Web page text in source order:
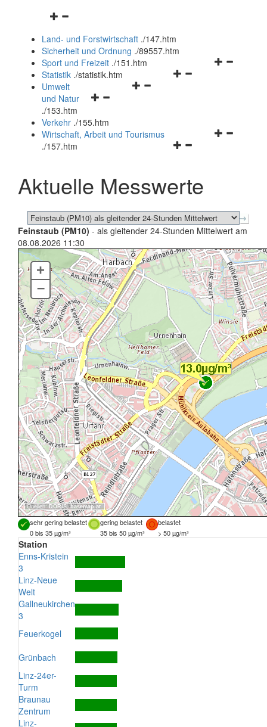
Navigationsmenü
und
schließen
Land- und Forstwirtschaft ./147.htm
Sicherheit und Ordnung ./89557.htm
Navigationsmenü
Sport und Freizeit ./151.htm
Navigationsmenü
Statistik ./statistik.htm
Navigationsmenü
und
schließen
Umwelt
und Natur
./153.htm
Verkehr ./155.htm
Navigationsmenü
schließen
Wirtschaft, Arbeit und Tourismus
./157.htm
Aktuelle Messwerte
Feinstaub (PM10) - als gleitender 24-Stunden Mittelwert am
08.08.2026 11:30
Quellen: DORIS,basemap.at
+
–
sehr gering belastet gering belastet
belastet
0 bis 35 µg/m³
35 bis 50 µg/m³ > 50 µg/m³
Station
Enns-Kristein
3
Linz-Neue
Welt
Gallneukirchen
3
Feuerkogel
Grünbach
Linz-24er-
Turm
Braunau
Zentrum
Linz-